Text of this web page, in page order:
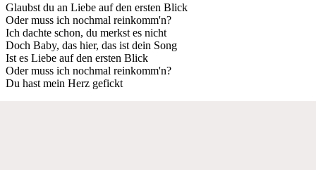
Glaubst du an Liebe auf den ersten Blick
Oder muss ich nochmal reinkomm'n?
Ich dachte schon, du merkst es nicht
Doch Baby, das hier, das ist dein Song
Ist es Liebe auf den ersten Blick
Oder muss ich nochmal reinkomm'n?
Du hast mein Herz gefickt